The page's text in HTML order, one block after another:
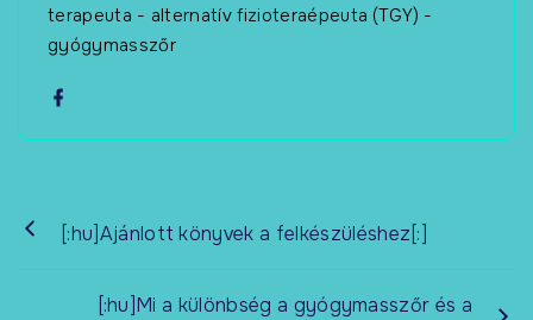
terapeuta - alternatív fizioteraépeuta (TGY) -
gyógymasszőr
[:hu]Ajánlott könyvek a felkészüléshez[:]
[:hu]Mi a különbség a gyógymasszőr és a